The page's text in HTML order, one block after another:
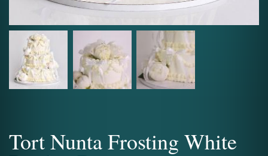
Tort Nunta Frosting White